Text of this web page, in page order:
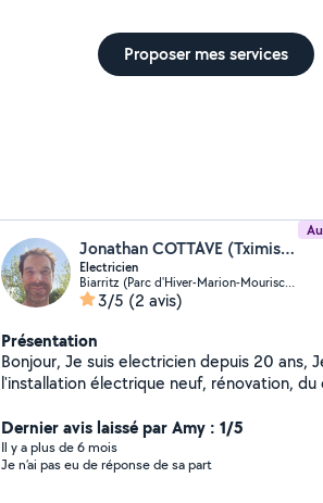
Proposer mes services
Jonathan COTTAVE (Tximista)
Electricien
Biarritz (Parc d'Hiver-Marion-Mouriscot)
3/5 (2 avis)
Présentation
Bonjour, Je suis electricien depuis 20 ans, Je fais de
l'installation électrique neuf, rénovation, du
si besoin.
Dernier avis laissé par Amy : 1/5
Il y a plus de 6 mois
Je n’ai pas eu de réponse de sa part